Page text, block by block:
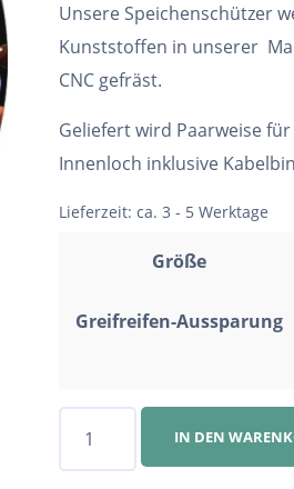
Unsere Speichenschützer
Kunststoffen in unserer
CNC gefräst.
Geliefert wird Paarweise
Innenloch inklusive
Lieferzeit: ca. 3 - 5 Werktage
Größe
Greifreifen-Aussparung
IN DEN